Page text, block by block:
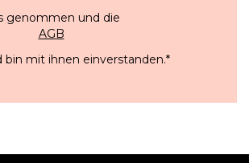
genommen und die
AGB
bin mit ihnen einverstanden.*